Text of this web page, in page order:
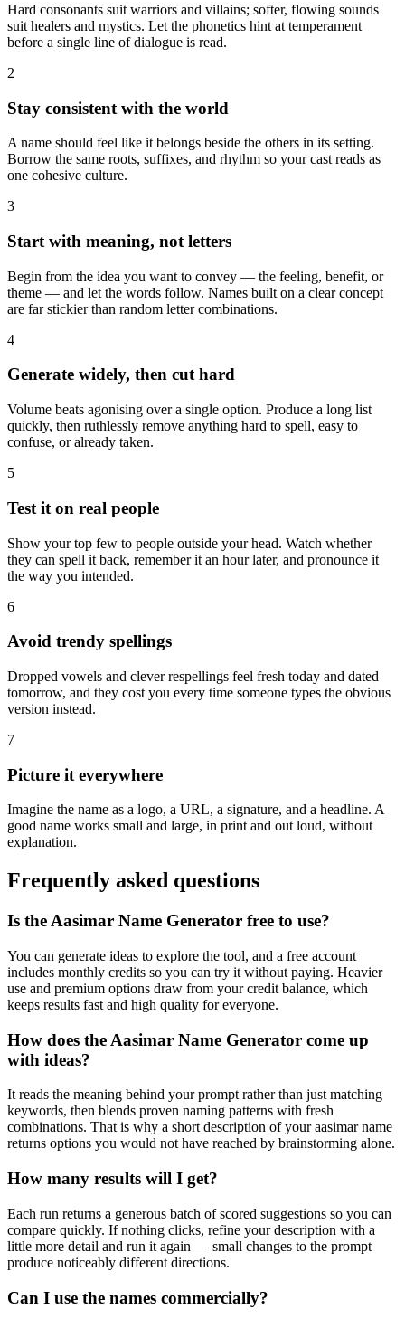
Hard consonants suit warriors and villains; softer, flowing sounds
suit healers and mystics. Let the phonetics hint at temperament
before a single line of dialogue is read.
2
Stay consistent with the world
A name should feel like it belongs beside the others in its setting.
Borrow the same roots, suffixes, and rhythm so your cast reads as
one cohesive culture.
3
Start with meaning, not letters
Begin from the idea you want to convey — the feeling, benefit, or
theme — and let the words follow. Names built on a clear concept
are far stickier than random letter combinations.
4
Generate widely, then cut hard
Volume beats agonising over a single option. Produce a long list
quickly, then ruthlessly remove anything hard to spell, easy to
confuse, or already taken.
5
Test it on real people
Show your top few to people outside your head. Watch whether
they can spell it back, remember it an hour later, and pronounce it
the way you intended.
6
Avoid trendy spellings
Dropped vowels and clever respellings feel fresh today and dated
tomorrow, and they cost you every time someone types the obvious
version instead.
7
Picture it everywhere
Imagine the name as a logo, a URL, a signature, and a headline. A
good name works small and large, in print and out loud, without
explanation.
Frequently asked questions
Is the Aasimar Name Generator free to use?
You can generate ideas to explore the tool, and a free account
includes monthly credits so you can try it without paying. Heavier
use and premium options draw from your credit balance, which
keeps results fast and high quality for everyone.
How does the Aasimar Name Generator come up
with ideas?
It reads the meaning behind your prompt rather than just matching
keywords, then blends proven naming patterns with fresh
combinations. That is why a short description of your aasimar name
returns options you would not have reached by brainstorming alone.
How many results will I get?
Each run returns a generous batch of scored suggestions so you can
compare quickly. If nothing clicks, refine your description with a
little more detail and run it again — small changes to the prompt
produce noticeably different directions.
Can I use the names commercially?